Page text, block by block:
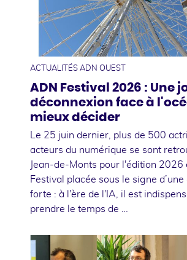
ACTUALITÉS ADN OUEST
ADN Festival 2026 : Une
déconnexion face à
mieux décider
Le 25 juin dernier, plus de 500
acteurs du numérique se sont
Jean-de-Monts pour l'édition 2026
Festival placée sous le signe
forte : à l'ère de l'IA, il est
prendre le temps de …